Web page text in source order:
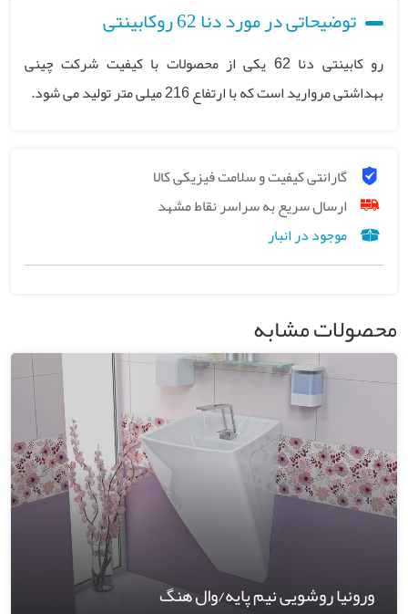
توضیحاتی در مورد دنا 62 روکابینتی
رو کابینتی دنا 62 یکی از محصولات با کیفیت شرکت چینی
بهداشتی مروارید است که با ارتفاع 216 میلی متر تولید می شود.
گارانتی کیفیت و سلامت فیزیکی کالا
ارسال سریع به سراسر نقاط مشهد
موجود در انبار
محصولات مشابه
ورونیا روشویی نیم پایه/وال هنگ